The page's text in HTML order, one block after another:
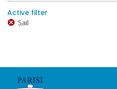
Active filter
Sail